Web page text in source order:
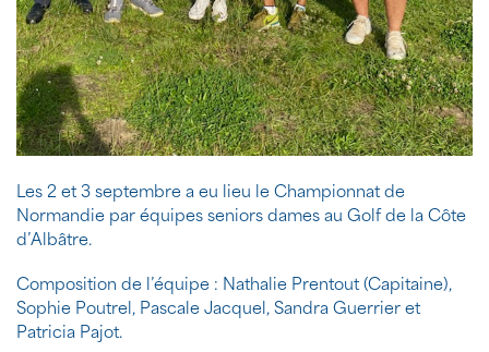
Les 2 et 3 septembre a eu lieu le Championnat de
Normandie par équipes seniors dames au Golf de la Côte
d’Albâtre.
Composition de l’équipe : Nathalie Prentout (Capitaine),
Sophie Poutrel, Pascale Jacquel, Sandra Guerrier et
Patricia Pajot.